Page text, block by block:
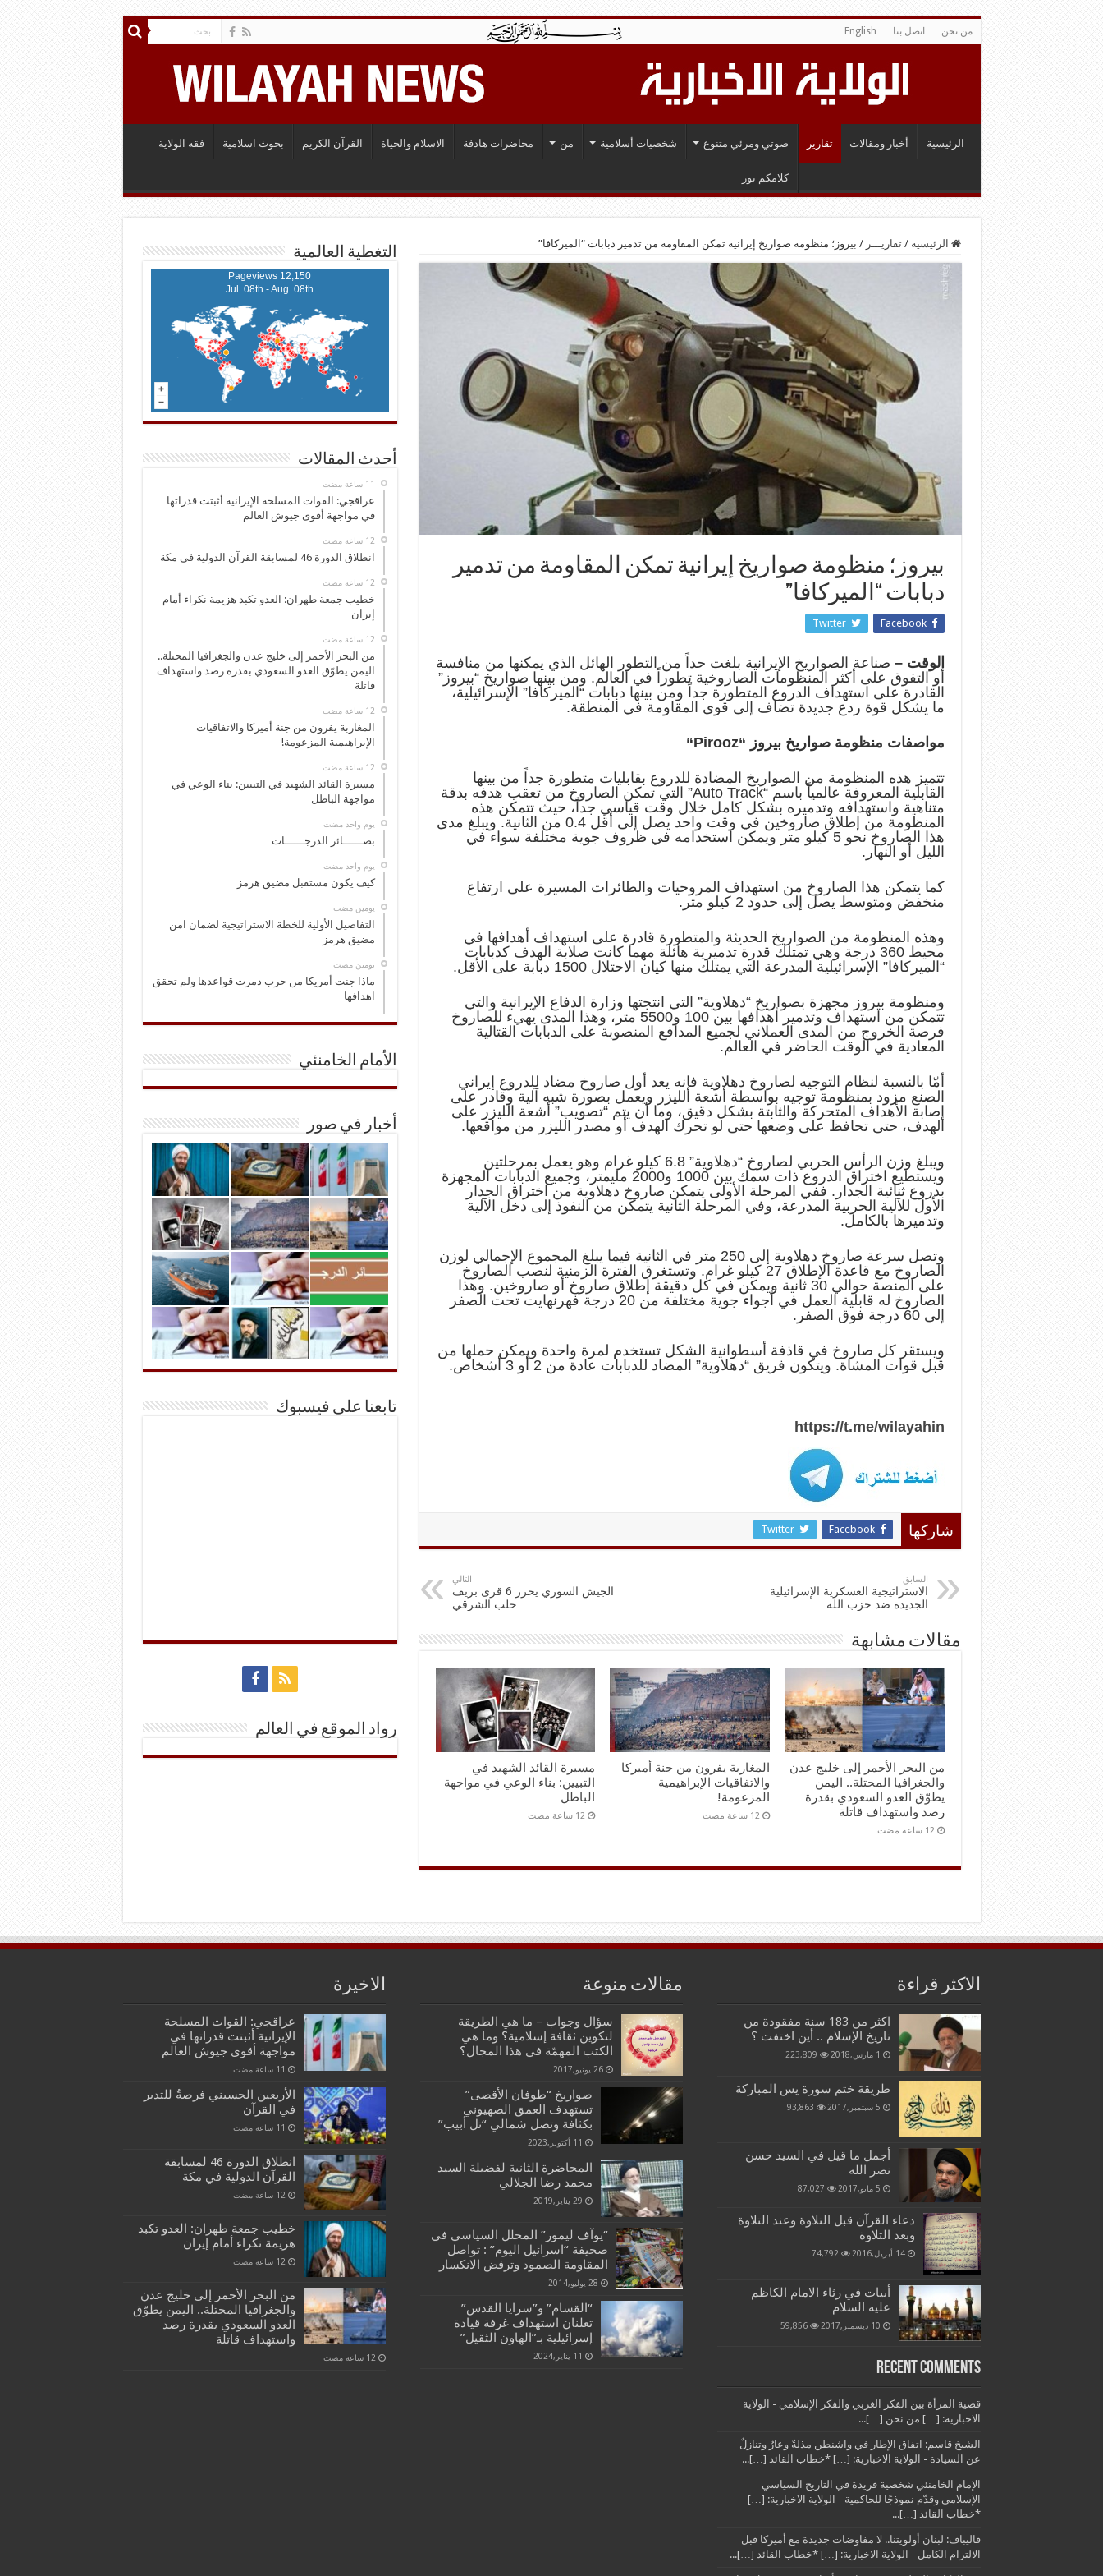
من نحن اتصل بنا English
الرئيسية أخبار ومقالات تقارير صوتي ومرئي متنوع شخصيات أسلامية من محاضرات هادفة الاسلام والحياة القرآن الكريم بحوث اسلامية فقه الولاية
كلامكم نور
الرئيسية / تقاريـــر / بيروز؛ منظومة صواريخ إيرانية تمكن المقاومة من تدمير دبابات “الميركافا”
بيروز؛ منظومة صواريخ إيرانية تمكن المقاومة من تدمير
دبابات “الميركافا”
Facebook
Twitter
الوقت – صناعة الصواريخ الإيرانية بلغت حداً من التطور الهائل الذي يمكنها من منافسة
أو التفوق على أكثر المنظومات الصاروخية تطوراً في العالم. ومن بينها صواريخ “بيروز”
القادرة على استهداف الدروع المتطورة جداً ومن بينها دبابات “الميركافا” الإسرائيلية،
ما يشكل قوة ردع جديدة تضاف إلى قوى المقاومة في المنطقة.
مواصفات منظومة صواريخ بيروز “Pirooz
“
تتميز هذه المنظومة من الصواريخ المضادة للدروع بقابليات متطورة جداً من بينها
القابلية المعروفة عالمياً باسم “Auto Track” التي تمكن الصاروخ من تعقب هدفه بدقة
متناهية واستهدافه وتدميره بشكل كامل خلال وقت قياسي جداً، حيث تتمكن هذه
المنظومة من إطلاق صاروخين في وقت واحد يصل إلى أقل 0.4 من الثانية. ويبلغ مدى
هذا الصاروخ نحو 5 كيلو متر ويمكن استخدامه في ظروف جوية مختلفة سواء في
الليل أو النهار.
كما يتمكن هذا الصاروخ من استهداف المروحيات والطائرات المسيرة على ارتفاع
منخفض ومتوسط يصل إلى حدود 2 كيلو متر.
وهذه المنظومة من الصواريخ الحديثة والمتطورة قادرة على استهداف أهدافها في
محيط 360 درجة وهي تمتلك قدرة تدميرية هائلة مهما كانت صلابة الهدف كدبابات
“الميركافا” الإسرائيلية المدرعة التي يمتلك منها كيان الاحتلال 1500 دبابة على الأقل.
ومنظومة بيروز مجهزة بصواريخ “دهلاوية” التي انتجتها وزارة الدفاع الإيرانية والتي
تتمكن من استهداف وتدمير أهدافها بين 100 و5500 متر، وهذا المدى يهيء للصاروخ
فرصة الخروج من المدى العملاني لجميع المدافع المنصوبة على الدبابات القتالية
المعادية في الوقت الحاضر في العالم.
أمّا بالنسبة لنظام التوجيه لصاروخ دهلاوية فإنه يعد أول صاروخ مضاد للدروع إيراني
الصنع مزود بمنظومة توجيه بواسطة أشعة الليزر ويعمل بصورة شبه آلية وقادر على
إصابة الأهداف المتحركة والثابتة بشكل دقيق، وما أن يتم “تصويب” أشعة الليزر على
الهدف، حتى تحافظ على وضعها حتى لو تحرك الهدف أو مصدر الليزر من مواقعها.
ويبلغ وزن الرأس الحربي لصاروخ “دهلاوية” 6.8 كيلو غرام وهو يعمل بمرحلتين
ويستطيع اختراق الدروع ذات سمك بين 1000 و2000 مليمتر، وجميع الدبابات المجهزة
بدروع ثنائية الجدار. ففي المرحلة الأولى يتمكن صاروخ دهلاوية من اختراق الجدار
الأول للآلية الحربية المدرعة، وفي المرحلة الثانية يتمكن من النفوذ إلى دخل الآلية
وتدميرها بالكامل.
وتصل سرعة صاروخ دهلاوية إلى 250 متر في الثانية فيما يبلغ المجموع الإجمالي لوزن
الصاروخ مع قاعدة الإطلاق 27 كيلو غرام. وتستغرق الفترة الزمنية لنصب الصاروخ
على المنصة حوالي 30 ثانية ويمكن في كل دقيقة إطلاق صاروخ أو صاروخين. وهذا
الصاروخ له قابلية العمل في أجواء جوية مختلفة من 20 درجة فهرنهايت تحت الصفر
إلى 60 درجة فوق الصفر.
ويستقر كل صاروخ في قاذفة أسطوانية الشكل تستخدم لمرة واحدة ويمكن حملها من
قبل قوات المشاة. ويتكون فريق “دهلاوية” المضاد للدبابات عادة من 2 أو 3 أشخاص.
https://t.me/wilayahin
شاركها Facebook
Twitter
السابق
الاستراتيجية العسكرية الإسرائيلية
الجديدة ضد حزب الله
التالي
الجيش السوري يحرر 6 قرى بريف
حلب الشرقي
مقالات مشابهة
من البحر الأحمر إلى خليج عدن
والجغرافيا المحتلة.. اليمن
يطوّق العدو السعودي بقدرة
رصد واستهداف قاتلة
المغاربة يفرون من جنة أميركا
والاتفاقيات الإبراهيمية
المزعومة!
مسيرة القائد الشهيد في
التبيين: بناء الوعي في مواجهة
الباطل
التغطية العالمية
12,150 Pageviews
Jul. 08th - Aug. 08th
أحدث المقالات
عراقجي: القوات المسلحة الإيرانية أثبتت قدراتها
في مواجهة أقوى جيوش العالم
انطلاق الدورة 46 لمسابقة القرآن الدولية في مكة
خطيب جمعة طهران: العدو تكبد هزيمة نكراء أمام
إيران
من البحر الأحمر إلى خليج عدن والجغرافيا المحتلة..
اليمن يطوّق العدو السعودي بقدرة رصد واستهداف
قاتلة
المغاربة يفرون من جنة أميركا والاتفاقيات
الإبراهيمية المزعومة!
مسيرة القائد الشهيد في التبيين: بناء الوعي في
مواجهة الباطل
‏يوم واحد مضت
بصــــــائر الدرجــــــات
‏يوم واحد مضت
كيف يكون مستقبل مضيق هرمز
‏يومين مضت
التفاصيل الأولية للخطة الاستراتيجية لضمان امن
مضيق هرمز
‏يومين مضت
ماذا جنت أمريكا من حرب دمرت قواعدها ولم تحقق
اهدافها
الأمام الخامنئي
أخبار في صور
تابعنا على فيسبوك
رواد الموقع في العالم
الاكثر قراءة
اكثر من 183 سنة مفقودة من
تاريخ الإسلام .. أين اختفت ؟
1 مارس,2018 223,809
طريقة ختم سورة يس المباركة
5 سبتمبر,2017 93,863
أجمل ما قيل في السيد حسن
نصر الله
5 مايو,2017 87,027
دعاء القرآن قبل التلاوة وعند التلاوة
وبعد التلاوة
14 أبريل,2016 74,792
أبيات في رثاء الامام الكاظم
عليه السلام
10 ديسمبر,2017 59,856
Recent Comments
قضية المرأة بين الفكر الغربي والفكر الإسلامي - الولاية
الاخبارية: […] من نحن […]...
الشيخ قاسم: اتفاق الإطار في واشنطن مذلةٌ وعارٌ وتنازلٌ
عن السيادة - الولاية الاخبارية: […] *خطاب القائد […]...
الإمام الخامنئي شخصية فريدة في التاريخ السياسي
الإسلامي وقدّم نموذجًا للحاكمية - الولاية الاخبارية: […]
*خطاب القائد […]...
قاليباف: لبنان أولويتنا.. لا مفاوضات جديدة مع أميركا قبل
الالتزام الكامل - الولاية الاخبارية: […] *خطاب القائد […]...
مقالات منوعة
سؤال وجواب – ما هي الطريقة
لتكوين ثقافة إسلامية؟ وما هي
الكتب المهمّة في هذا المجال؟
26 يونيو,2017
صواريخ “طوفان الأقصى”
تستهدف العمق الصهيوني
بكثافة وتصل شمالي “تل أبيب”
11 أكتوبر,2023
المحاضرة الثانية لفضيلة السيد
محمد رضا الجلالي
29 يناير,2019
“يوآف ليمور” المحلل السياسي في
صحيفة “اسرائيل اليوم” : تواصل
المقاومة الصمود وترفض الانكسار
28 يوليو,2014
“القسام” و”سرايا القدس”
تعلنان استهداف غرفة قيادة
إسرائيلية بـ”الهاون الثقيل”
11 يناير,2024
الاخيرة
عراقجي: القوات المسلحة
الإيرانية أثبتت قدراتها في
مواجهة أقوى جيوش العالم
الأربعين الحسيني فرصةٌ للتدبر
في القرآن
انطلاق الدورة 46 لمسابقة
القرآن الدولية في مكة
خطيب جمعة طهران: العدو تكبد
هزيمة نكراء أمام إيران
من البحر الأحمر إلى خليج عدن
والجغرافيا المحتلة.. اليمن يطوّق
العدو السعودي بقدرة رصد
واستهداف قاتلة